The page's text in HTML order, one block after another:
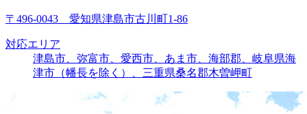
〒496-0043 愛知県津島市古川町1-86
対応エリア
津島市、弥富市、愛西市、あま市、海部郡、岐阜県海
津市（幡長を除く）、三重県桑名郡木曽岬町